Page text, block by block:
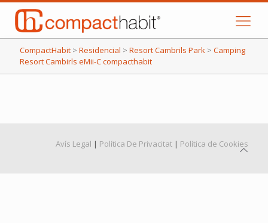
CompactHabit > Residencial > Resort Cambrils Park > Camping
Resort Cambirls eMii-C compacthabit
Avís Legal | Política De Privacitat | Política de Cookies